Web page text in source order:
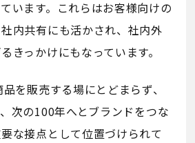
います。これらはお客様向けの
内共有にも活かされ、社内外
きっかけにもなっています。
を販売する場にとどまらず、
次の100年へとブランドをつな
な接点として位置づけられて